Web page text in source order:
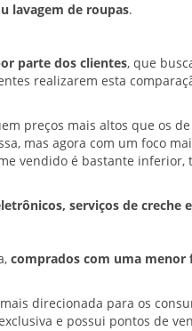
lavagem de roupas.
parte dos clientes, que
realizarem esta
preços mais altos que os
mas agora com um foco
vendido é bastante
serviços de creche
comprados com uma menor
direcionada para os
e possui pontos de